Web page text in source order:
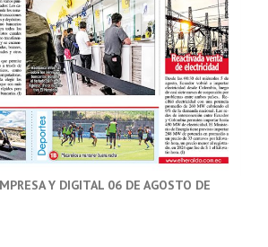
Y DIGITAL 06 DE AGOSTO DE